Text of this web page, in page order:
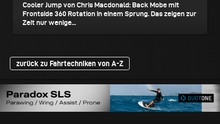
Cooler Jump von Chris Macdonald: Back Mobe mit
Frontside 360 Rotation in einem Sprung. Das zeigen zur
Zeit nur wenige...
zurück zu Fahrtechniken von A-Z